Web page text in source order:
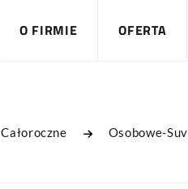
O FIRMIE OFERTA
Całoroczne Osobowe-Suv